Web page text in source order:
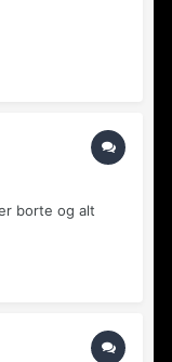
borte og alt